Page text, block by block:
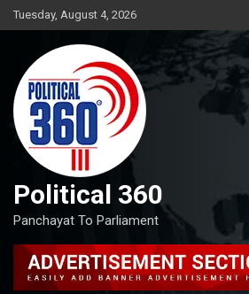
Skip
to
Tuesday, August 4, 2026
Political 360
Panchayat To Parliament